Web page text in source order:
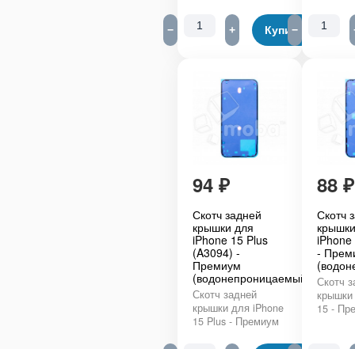
− + Купить
−
94 ₽
Скотч задней
крышки для
iPhone 15 Plus
(A3094) -
Премиум
(водонепроницаемый)
Скотч задней
крышки для iPhone
15 Plus - Премиум
88 ₽
Скотч
-
Скотч
15 -